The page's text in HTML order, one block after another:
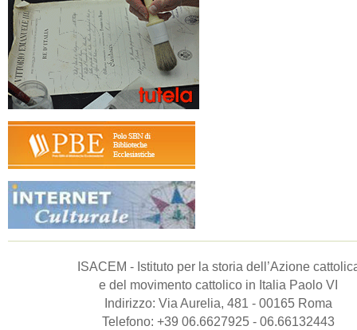
ISACEM - Istituto per la storia dell’Azione
e del movimento cattolico in Italia Paolo VI
Indirizzo: Via Aurelia, 481 - 00165 Roma
Telefono: +39 06.6627925 - 06.66132443